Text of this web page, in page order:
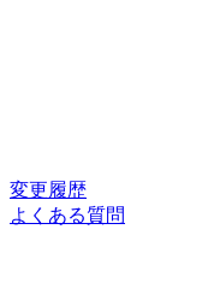
変更履歴
よくある質問